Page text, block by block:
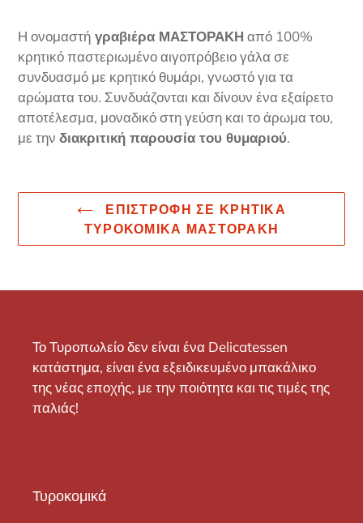
Η ονομαστή γραβιέρα ΜΑΣΤΟΡΑΚΗ από 100%
κρητικό παστεριωμένο αιγοπρόβειο γάλα σε
συνδυασμό με κρητικό θυμάρι, γνωστό για τα
αρώματα του. Συνδυάζονται και δίνουν ένα εξαίρετο
αποτέλεσμα, μοναδικό στη γεύση και το άρωμα του,
με την διακριτική παρουσία του θυμαριού.
ΕΠΙΣΤΡΟΦΉ ΣΕ ΚΡΗΤΙΚΆ
ΤΥΡΟΚΟΜΙΚΆ ΜΑΣΤΟΡΆΚΗ
Το Τυροπωλείο δεν είναι ένα Delicatessen
κατάστημα, είναι ένα εξειδικευμένο μπακάλικο
της νέας εποχής, με την ποιότητα και τις τιμές της
παλιάς!
Τυροκομικά